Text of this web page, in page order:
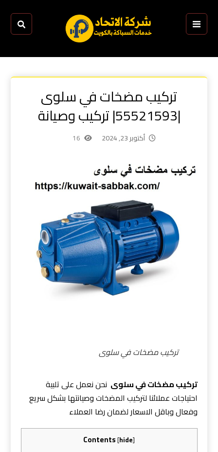
تركيب مضخات في سلوى
|55521593| تركيب وصيانة
أكتوبر 23, 2024 16
تركيب مضخات في سلوى
تركيب مضخات في سلوى نحن نعمل على تلبية
احتياجات عملائنا لتركيب المضخات وصيانتها بشكل سريع
وفعال وباقل الاسعار لضمان رضا العملاء
Contents[hide]